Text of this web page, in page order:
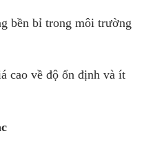
bền bỉ trong môi trường
cao về độ ổn định và ít